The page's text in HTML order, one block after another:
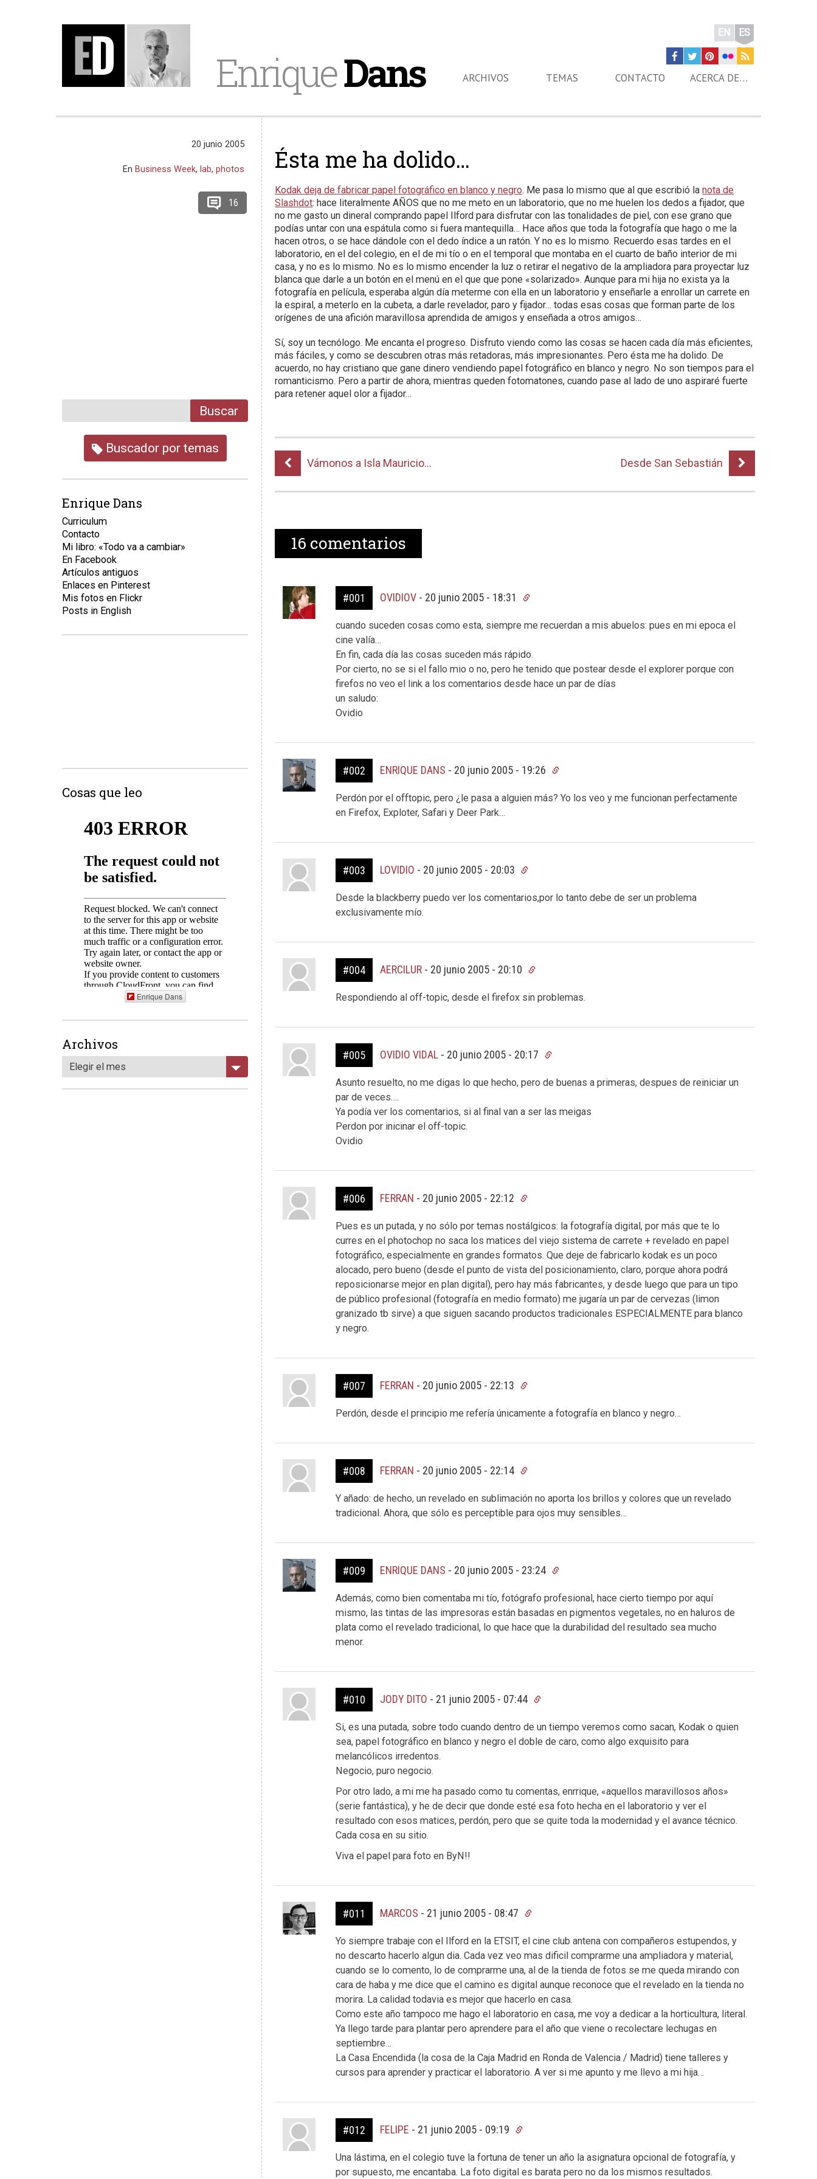
EnriqueDans
EN ES
ARCHIVOS TEMAS CONTACTO ACERCA DE…
Ésta me ha dolido…
Kodak deja de fabricar papel fotográfico en blanco y negro. Me pasa lo mismo que al que escribió lanota de
Slashdot: hace literalmente AÑOS que no me meto en un laboratorio, que no me huelen los dedos a fijador, que
no me gasto un dineral comprando papel Ilford para disfrutar con las tonalidades de piel, con ese grano que
podías untar con una espátula como si fuera mantequilla… Hace años que toda la fotografía que hago o me la
hacen otros, o se hace dándole con el dedo índice a un ratón. Y no es lo mismo. Recuerdo esas tardes en el
laboratorio, en el del colegio, en el de mi tío o en el temporal que montaba en el cuarto de baño interior de mi
casa, y no es lo mismo. No es lo mismo encender la luz o retirar el negativo de la ampliadora para proyectar luz
blanca que darle a un botón en el menú en el que que pone «solarizado». Aunque para mi hija no exista ya la
fotografía en película, esperaba algún día meterme con ella en un laboratorio y enseñarle a enrollar un carrete en
la espiral, a meterlo en la cubeta, a darle revelador, paro y fijador… todas esas cosas que forman parte de los
orígenes de una afición maravillosa aprendida de amigos y enseñada a otros amigos…
Sí, soy un tecnólogo. Me encanta el progreso. Disfruto viendo como las cosas se hacen cada día más eficientes,
más fáciles, y como se descubren otras más retadoras, más impresionantes. Pero ésta me ha dolido. De
acuerdo, no hay cristiano que gane dinero vendiendo papel fotográfico en blanco y negro. No son tiempos para el
romanticismo. Pero a partir de ahora, mientras queden fotomatones, cuando pase al lado de uno aspiraré fuerte
para retener aquel olor a fijador…
Vámonos a Isla Mauricio… Desde San Sebastián
16 comentarios
#001 OVIDIOV- 20 junio 2005 - 18:31
cuando suceden cosas como esta, siempre me recuerdan a mis abuelos: pues en mi epoca el
cine valía…
En fin, cada día las cosas suceden más rápido.
Por cierto, no se si el fallo mio o no, pero he tenido que postear desde el explorer porque con
firefos no veo el link a los comentarios desde hace un par de días
un saludo:
Ovidio
#002 ENRIQUE DANS - 20 junio 2005 - 19:26
Perdón por el offtopic, pero ¿le pasa a alguien más? Yo los veo y me funcionan perfectamente
en Firefox, Exploter, Safari y Deer Park…
#003 LOVIDIO - 20 junio 2005 - 20:03
Desde la blackberry puedo ver los comentarios,por lo tanto debe de ser un problema
exclusivamente mío.
#004 AERCILUR- 20 junio 2005 - 20:10
Respondiendo al off-topic, desde el firefox sin problemas.
#005 OVIDIO VIDAL- 20 junio 2005 - 20:17
Asunto resuelto, no me digas lo que hecho, pero de buenas a primeras, despues de reiniciar un
par de veces….
Ya podía ver los comentarios, si al final van a ser las meigas
Perdon por inicinar el off-topic.
Ovidio
#006 FERRAN - 20 junio 2005 - 22:12
Pues es un putada, y no sólo por temas nostálgicos: la fotografía digital, por más que te lo
curres en el photochop no saca los matices del viejo sistema de carrete + revelado en papel
fotográfico, especialmente en grandes formatos. Que deje de fabricarlo kodak es un poco
alocado, pero bueno (desde el punto de vista del posicionamiento, claro, porque ahora podrá
reposicionarse mejor en plan digital), pero hay más fabricantes, y desde luego que para un tipo
de público profesional (fotografía en medio formato) me jugaría un par de cervezas (limon
granizado tb sirve) a que siguen sacando productos tradicionales ESPECIALMENTE para blanco
y negro.
#007 FERRAN - 20 junio 2005 - 22:13
Perdón, desde el principio me refería únicamente a fotografía en blanco y negro…
#008 FERRAN - 20 junio 2005 - 22:14
Y añado: de hecho, un revelado en sublimación no aporta los brillos y colores que un revelado
tradicional. Ahora, que sólo es perceptible para ojos muy sensibles…
#009 ENRIQUE DANS - 20 junio 2005 - 23:24
Además, como bien comentaba mi tío, fotógrafo profesional, hace cierto tiempo por aquí
mismo, las tintas de las impresoras están basadas en pigmentos vegetales, no en haluros de
plata como el revelado tradicional, lo que hace que la durabilidad del resultado sea mucho
menor.
#010 JODY DITO - 21 junio 2005 - 07:44
Si, es una putada, sobre todo cuando dentro de un tiempo veremos como sacan, Kodak o quien
sea, papel fotográfico en blanco y negro el doble de caro, como algo exquisito para
melancólicos irredentos.
Negocio, puro negocio.
Por otro lado, a mi me ha pasado como tu comentas, enrrique, «aquellos maravillosos años»
(serie fantástica), y he de decir que donde esté esa foto hecha en el laboratorio y ver el
resultado con esos matices, perdón, pero que se quite toda la modernidad y el avance técnico.
Cada cosa en su sitio.
Viva el papel para foto en ByN!!
#011 MARCOS - 21 junio 2005 - 08:47
Yo siempre trabaje con el Ilford en la ETSIT, el cine club antena con compañeros estupendos, y
no descarto hacerlo algun dia. Cada vez veo mas dificil comprarme una ampliadora y material,
cuando se lo comento, lo de comprarme una, al de la tienda de fotos se me queda mirando con
cara de haba y me dice que el camino es digital aunque reconoce que el revelado en la tienda no
morira. La calidad todavia es mejor que hacerlo en casa.
Como este año tampoco me hago el laboratorio en casa, me voy a dedicar a la horticultura, literal.
Ya llego tarde para plantar pero aprendere para el año que viene o recolectare lechugas en
septiembre…
La Casa Encendida (la cosa de la Caja Madrid en Ronda de Valencia / Madrid) tiene talleres y
cursos para aprender y practicar el laboratorio. A ver si me apunto y me llevo a mi hija…
#012 FELIPE - 21 junio 2005 - 09:19
Una lástima, en el colegio tuve la fortuna de tener un año la asignatura opcional de fotografía, y
por supuesto, me encantaba. La foto digital es barata pero no da los mismos resultados.
20 junio 2005
EnBusiness Week,lab,photos
16
Buscar
Buscador por temas
Enrique Dans
Curriculum
Contacto
Mi libro: «Todo va a cambiar»
En Facebook
Artículos antiguos
Enlaces en Pinterest
Mis fotos en Flickr
Posts in English
Cosas que leo
Enrique Dans
Archivos
Elegir el mes